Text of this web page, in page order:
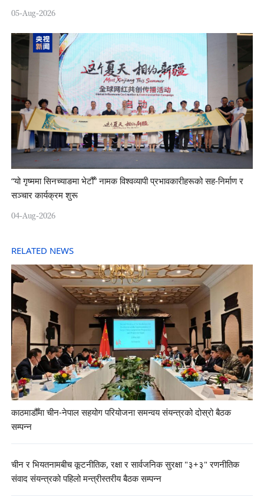
05-Aug-2026
“यो गृष्ममा सिनच्याङमा भेटौँ” नामक विश्वव्यापी प्रभावकारीहरूको सह-निर्माण र
सञ्चार कार्यक्रम शुरू
04-Aug-2026
RELATED NEWS
काठमाडौँमा चीन-नेपाल सहयोग परियोजना समन्वय संयन्त्रको दोस्रो बैठक
सम्पन्न
चीन र भियतनामबीच कूटनीतिक, रक्षा र सार्वजनिक सुरक्षा "३+३" रणनीतिक
संवाद संयन्त्रको पहिलो मन्त्रीस्तरीय बैठक सम्पन्न